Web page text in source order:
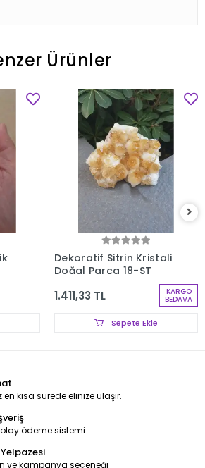
Ürünler
Dekoratif Sitrin Kristali
Doğal Parça 18-ST
1.411,33 TL KARGO
BEDAVA
Sepete Ekle
kısa sürede elinize ulaşır.
ödeme sistemi
ve kampanya seçeneği